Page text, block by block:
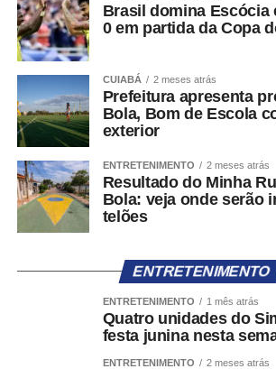
Brasil domina Escócia
0 em partida da Copa
CUIABÁ 2 meses atrás
Prefeitura apresenta
Bola, Bom de Escola
exterior
ENTRETENIMENTO 2 meses atrás
Resultado do Minha
Bola: veja onde serão
telões
ENTRETENIMENTO
ENTRETENIMENTO 1 mês atrás
Quatro unidades do
festa junina nesta
ENTRETENIMENTO 2 meses atrás